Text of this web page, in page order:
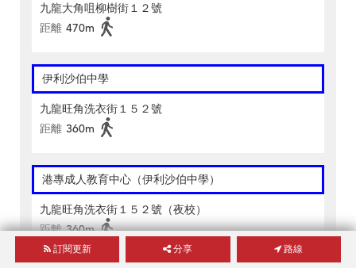
九龍大角咀柳樹街１２號
距離 470m
伊利沙伯中學
九龍旺角洗衣街１５２號
距離 360m
港專成人教育中心（伊利沙伯中學）
九龍旺角洗衣街１５２號（夜校）
距離 360m
訂閱更新 分享 路線